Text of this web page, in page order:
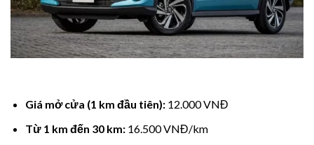
panel
panel
panel
panel
Giá mở cửa (1 km đầu tiên):12.000 VNĐ
Từ 1 km đến 30 km:16.500 VNĐ/km